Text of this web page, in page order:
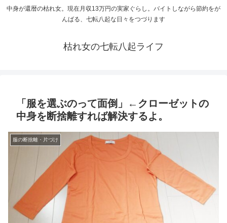
中身が還暦の枯れ女。現在月収13万円の実家ぐらし。バイトしながら節約をが
んばる、七転八起な日々をつづります
枯れ女の七転八起ライフ
「服を選ぶのって面倒」←クローゼットの
中身を断捨離すれば解決するよ。
服の断捨離・片づけ